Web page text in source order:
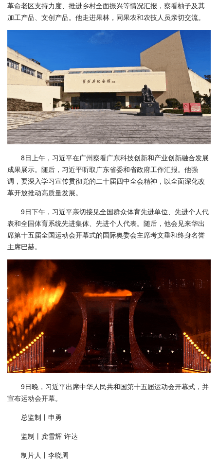
革命老区支持力度、推进乡村全面振兴等情况汇报，察看柚子及其
加工产品、文创产品。他走进果林，同果农和农技人员亲切交流。
8日上午，习近平在广州察看广东科技创新和产业创新融合发展
成果展示。随后，习近平听取广东省委和省政府工作汇报。他强
调，要深入学习宣传贯彻党的二十届四中全会精神，以全面深化改
革开放推动高质量发展。
9日下午，习近平亲切接见全国群众体育先进单位、先进个人代
表和全国体育系统先进集体、先进个人代表。随后，他会见来华出
席第十五届全国运动会开幕式的国际奥委会主席考文垂和终身名誉
主席巴赫。
9日晚，习近平出席中华人民共和国第十五届运动会开幕式，并
宣布运动会开幕。
总监制丨申勇
监制丨龚雪辉 许达
制片人丨李晓周